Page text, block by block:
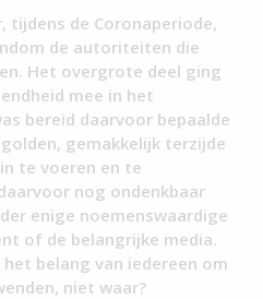
tijdens de Coronaperiode,
de autoriteiten die
Het overgrote deel ging
mee in het
bereid daarvoor bepaalde
gemakkelijk terzijde
te voeren en te
nog ondenkbaar
enige noemenswaardige
of de belangrijke media.
belang van iedereen om
niet waar?